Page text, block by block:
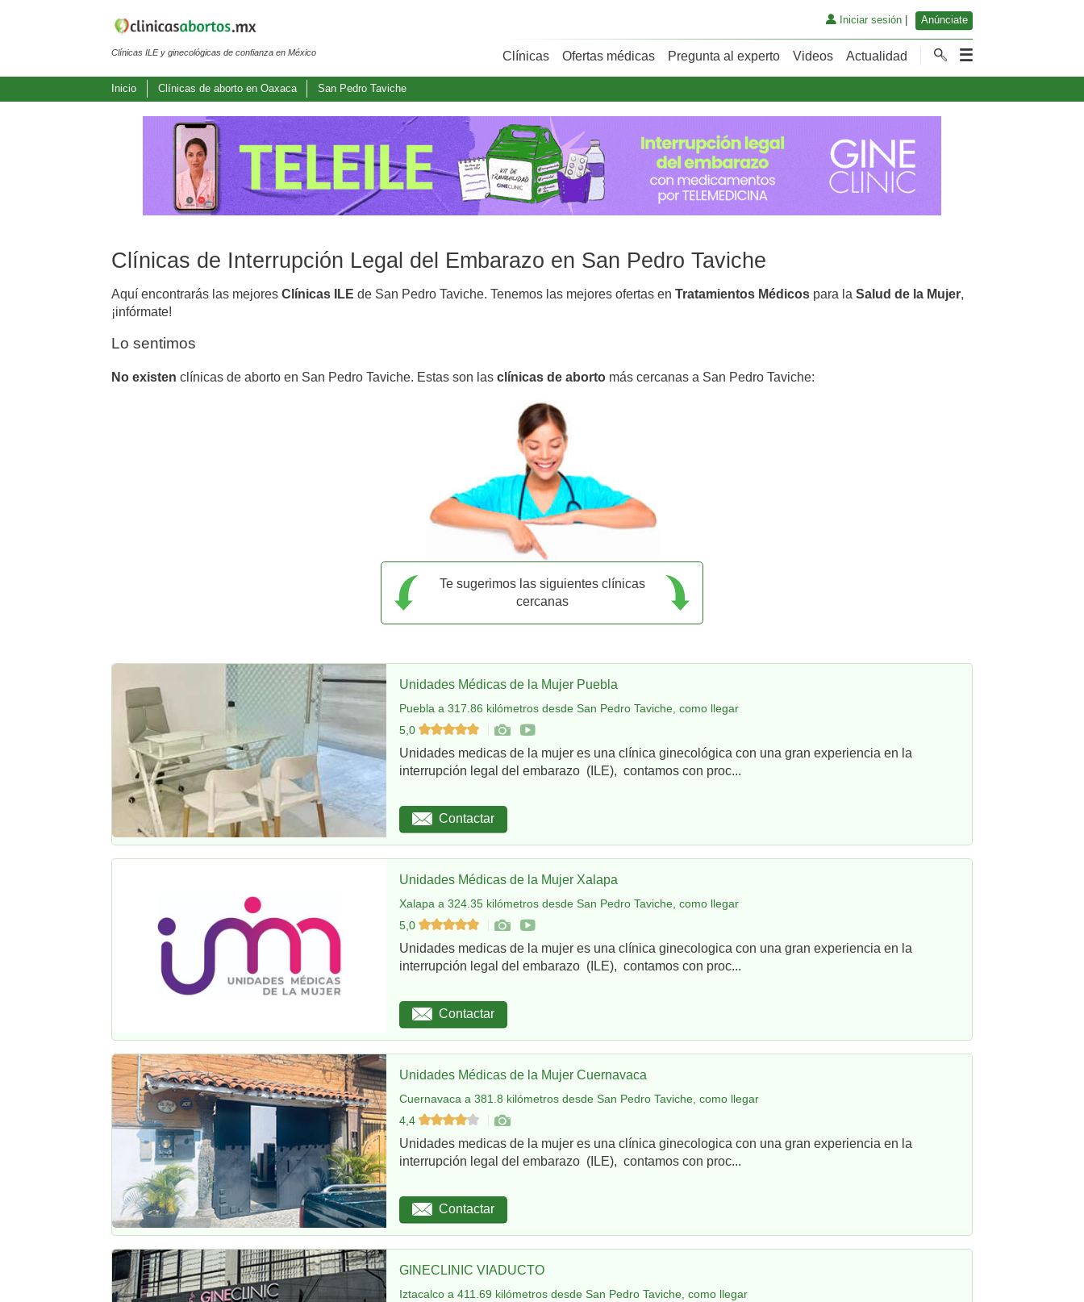
Clínicas ILE y ginecológicas de confianza en México
Iniciar sesión| Anúnciate
Clínicas Ofertas médicas Pregunta al experto Videos Actualidad
Inicio Clínicas de aborto en Oaxaca San Pedro Taviche
Clínicas de Interrupción Legal del Embarazo en San Pedro Taviche
Aquí encontrarás las mejores Clínicas ILE de San Pedro Taviche. Tenemos las mejores ofertas en Tratamientos Médicos para la Salud de la Mujer,
¡infórmate!
Lo sentimos
No existen clínicas de aborto en San Pedro Taviche. Estas son las clínicas de aborto más cercanas a San Pedro Taviche:
Te sugerimos las siguientes clínicas
cercanas
Unidades Médicas de la Mujer Puebla
Puebla a 317.86 kilómetros desde San Pedro Taviche, como llegar
5,0
Unidades medicas de la mujer es una clínica ginecológica con una gran experiencia en la
interrupción legal del embarazo (ILE), contamos con proc...
Contactar
Unidades Médicas de la Mujer Xalapa
Xalapa a 324.35 kilómetros desde San Pedro Taviche, como llegar
5,0
Unidades medicas de la mujer es una clínica ginecologica con una gran experiencia en la
interrupción legal del embarazo (ILE), contamos con proc...
Contactar
Unidades Médicas de la Mujer Cuernavaca
Cuernavaca a 381.8 kilómetros desde San Pedro Taviche, como llegar
4,4
Unidades medicas de la mujer es una clínica ginecologica con una gran experiencia en la
interrupción legal del embarazo (ILE), contamos con proc...
Contactar
GINECLINIC VIADUCTO
Iztacalco a 411.69 kilómetros desde San Pedro Taviche, como llegar